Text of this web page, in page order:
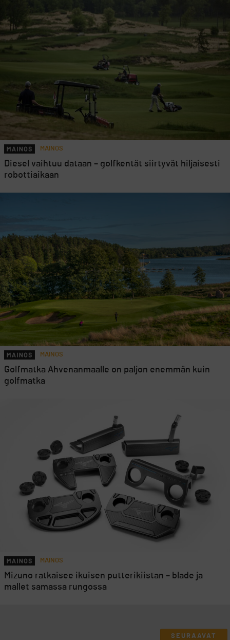
MAINOS
Diesel vaihtuu dataan – golfkentät siirtyvät hiljaisesti
robottiaikaan
MAINOS
Golfmatka Ahvenanmaalle on paljon enemmän kuin
golfmatka
MAINOS
Mizuno ratkaisee ikuisen putterikiistan – blade ja
mallet samassa rungossa
SEURAAVAT